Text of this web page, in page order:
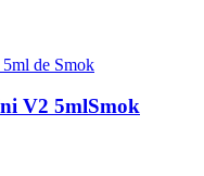
V2 5mlSmok